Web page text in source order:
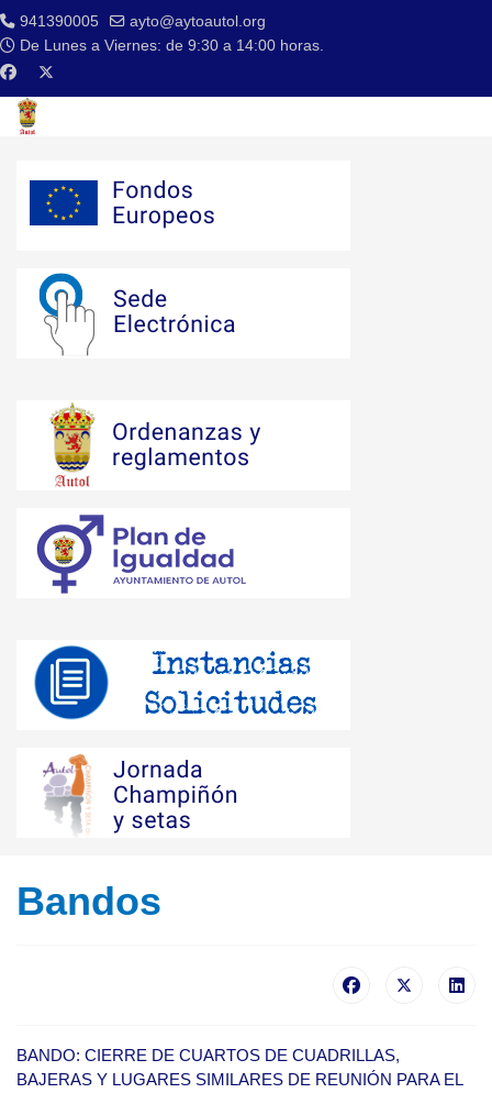
941390005
ayto@aytoautol.org
De Lunes a Viernes: de 9:30 a 14:00 horas.
Bandos
BANDO: CIERRE DE CUARTOS DE CUADRILLAS,
BAJERAS Y LUGARES SIMILARES DE REUNIÓN PARA EL